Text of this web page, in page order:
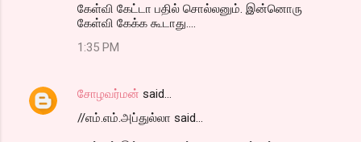
கேள்வி கேட்டா பதில் சொல்லனும். இன்னொரு
கேள்வி கேக்க கூடாது....
1:35 PM
சோழவர்மன் said…
//எம்.எம்.அப்துல்லா said...